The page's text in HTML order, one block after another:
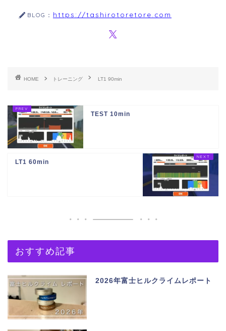
BLOG： https://tashirotoretore.com
HOME トレーニング LT1 90min
TEST 10min
LT1 60min
おすすめ記事
2026年富士ヒルクライムレポート